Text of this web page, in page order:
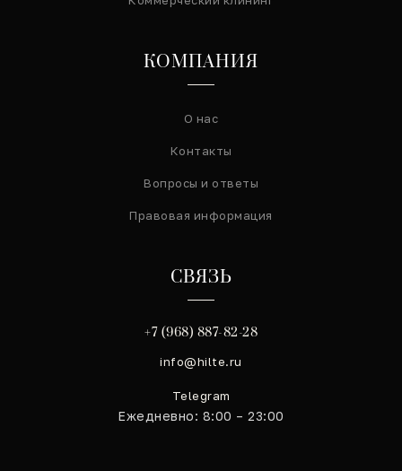
КОМПАНИЯ
О нас
Контакты
Вопросы и ответы
Правовая информация
СВЯЗЬ
+7 (968) 887-82-28
info@hilte.ru
Telegram
Ежедневно: 8:00 – 23:00